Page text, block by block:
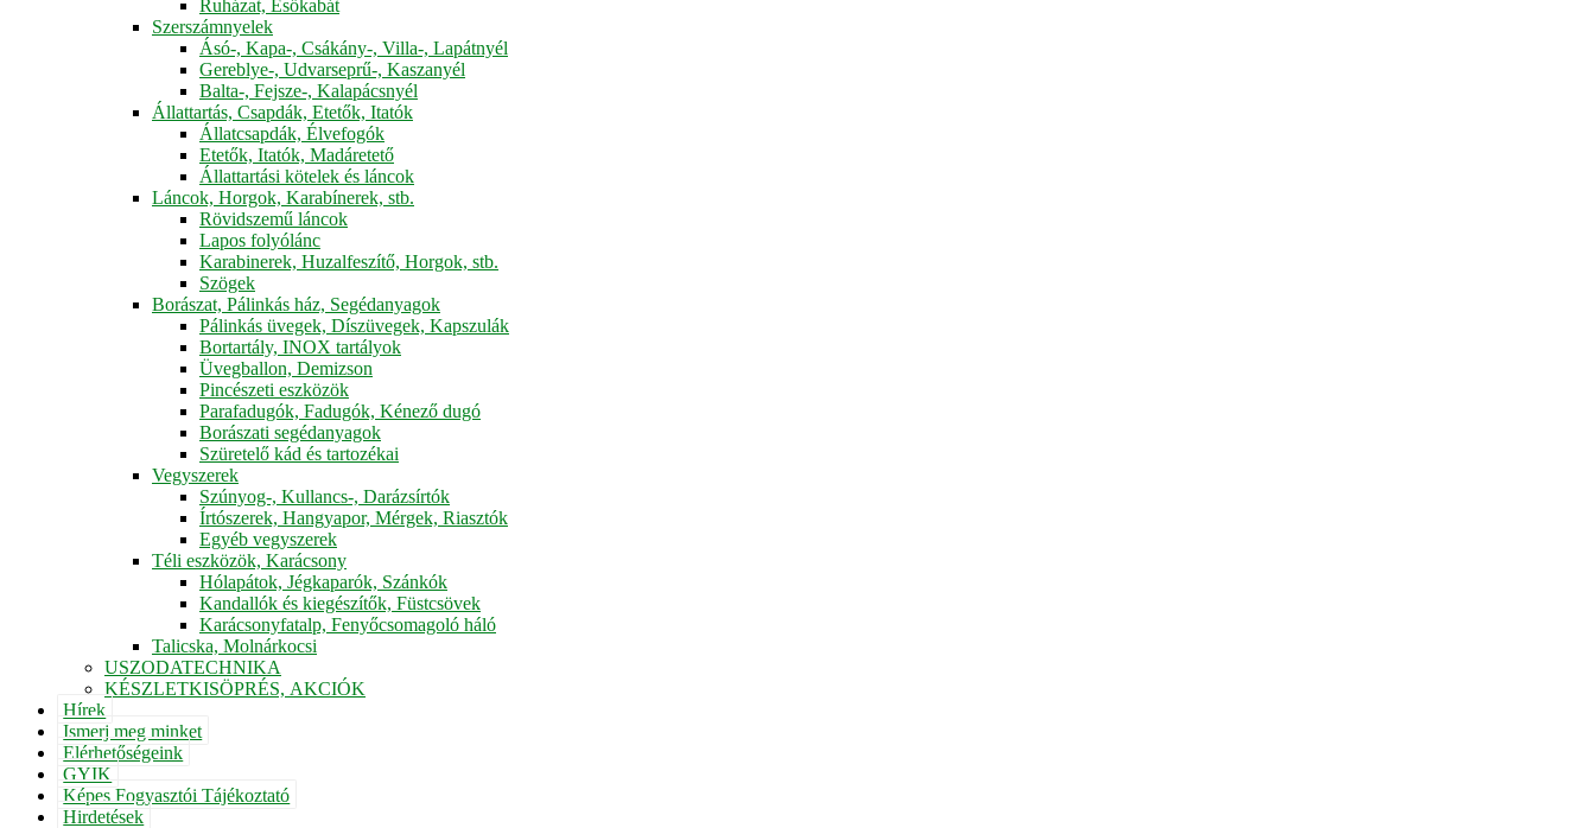
Ruházat, Esőkabát
Szerszámnyelek
Ásó-, Kapa-, Csákány-, Villa-, Lapátnyél
Gereblye-, Udvarseprű-, Kaszanyél
Balta-, Fejsze-, Kalapácsnyél
Állattartás, Csapdák, Etetők, Itatók
Állatcsapdák, Élvefogók
Etetők, Itatók, Madáretető
Állattartási kötelek és láncok
Láncok, Horgok, Karabínerek, stb.
Rövidszemű láncok
Lapos folyólánc
Karabinerek, Huzalfeszítő, Horgok, stb.
Szögek
Borászat, Pálinkás ház, Segédanyagok
Pálinkás üvegek, Díszüvegek, Kapszulák
Bortartály, INOX tartályok
Üvegballon, Demizson
Pincészeti eszközök
Parafadugók, Fadugók, Kénező dugó
Borászati segédanyagok
Szüretelő kád és tartozékai
Vegyszerek
Szúnyog-, Kullancs-, Darázsírtók
Írtószerek, Hangyapor, Mérgek, Riasztók
Egyéb vegyszerek
Téli eszközök, Karácsony
Hólapátok, Jégkaparók, Szánkók
Kandallók és kiegészítők, Füstcsövek
Karácsonyfatalp, Fenyőcsomagoló háló
Talicska, Molnárkocsi
USZODATECHNIKA
KÉSZLETKISÖPRÉS, AKCIÓK
Hírek
Ismerj meg minket
Elérhetőségeink
GYIK
Képes Fogyasztói Tájékoztató
Hirdetések